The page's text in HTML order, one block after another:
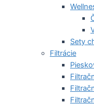
Sety
Filtrácie